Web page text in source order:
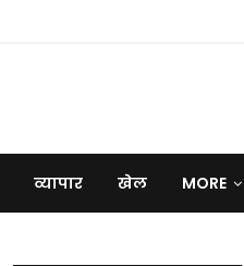
व्यापार खेल MORE